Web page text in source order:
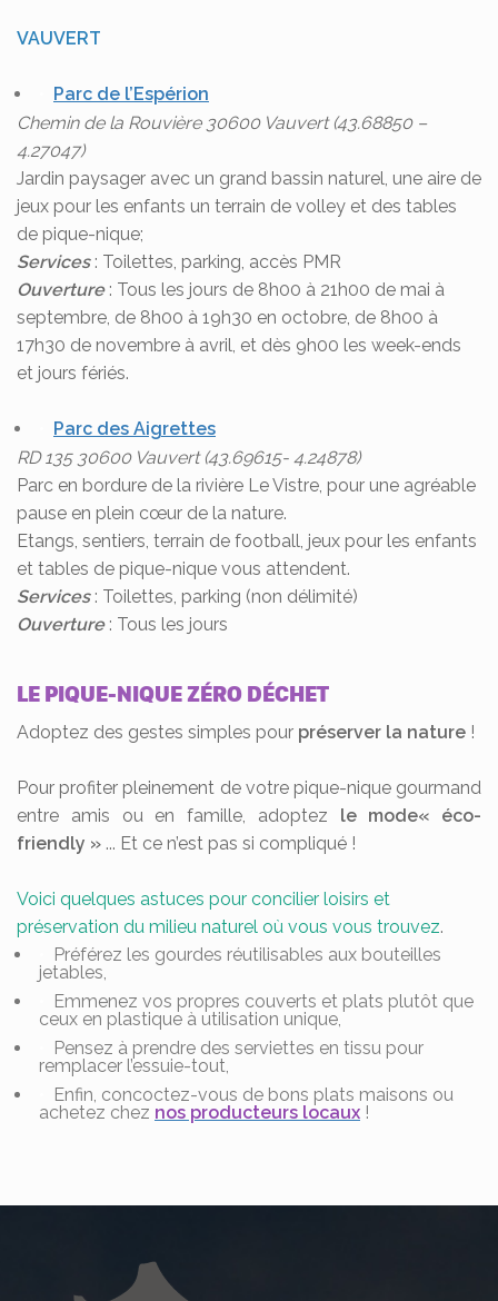
VAUVERT
Parc de l’Espérion
Chemin de la Rouvière 30600 Vauvert (43.68850 –
4.27047)
Jardin paysager avec un grand bassin naturel, une aire de
jeux pour les enfants un terrain de volley et des tables
de pique-nique;
Services: Toilettes, parking, accès PMR
Ouverture: Tous les jours de 8h00 à 21h00 de mai à
septembre, de 8h00 à 19h30 en octobre, de 8h00 à
17h30 de novembre à avril, et dès 9h00 les week-ends
et jours fériés.
Parc des Aigrettes
RD 135 30600 Vauvert (43.69615- 4.24878)
Parc en bordure de la rivière Le Vistre, pour une agréable
pause en plein cœur de la nature.
Etangs, sentiers, terrain de football, jeux pour les enfants
et tables de pique-nique vous attendent.
Services : Toilettes, parking (non délimité)
Ouverture: Tous les jours
LE PIQUE-NIQUE ZÉRO DÉCHET
Adoptez des gestes simples pour préserver la nature !
Pour profiter pleinement de votre pique-nique gourmand
entre amis ou en famille, adoptez le mode« éco-
friendly » ... Et ce n’est pas si compliqué !
Voici quelques astuces pour concilier loisirs et
préservation du milieu naturel où vous vous trouvez.
Préférez les gourdes réutilisables aux bouteilles
jetables,
Emmenez vos propres couverts et plats plutôt que
ceux en plastique à utilisation unique,
Pensez à prendre des serviettes en tissu pour
remplacer l’essuie-tout,
Enfin, concoctez-vous de bons plats maisons ou
achetez chez nos producteurs locaux !